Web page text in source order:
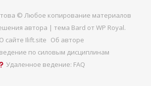
© Любое копирование материалов
автора | тема Bard от WP Royal.
О сайте Ilift.site Об авторе
по силовым дисциплинам
Удаленное ведение: FAQ